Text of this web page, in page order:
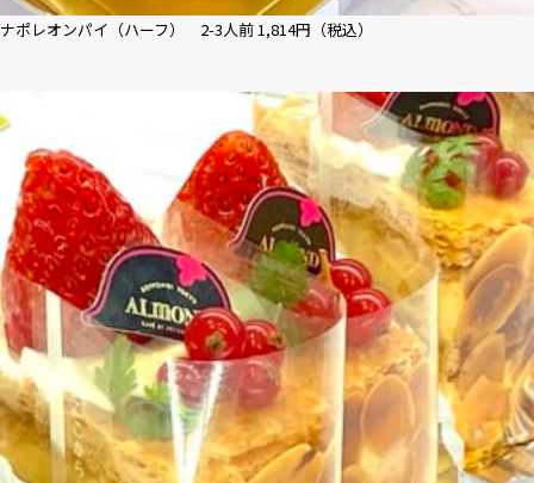
ナポレオンパイ（ハーフ） 2-3人前 1,814円（税込）